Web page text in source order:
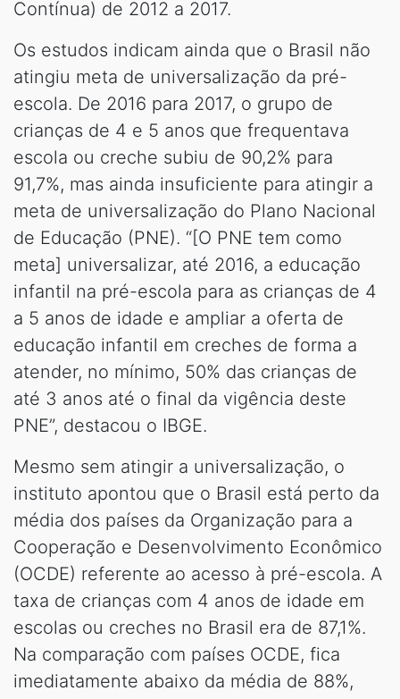
Contínua) de 2012 a 2017.
Os estudos indicam ainda que o Brasil não
atingiu meta de universalização da pré-
escola. De 2016 para 2017, o grupo de
crianças de 4 e 5 anos que frequentava
escola ou creche subiu de 90,2% para
91,7%, mas ainda insuficiente para atingir a
meta de universalização do Plano Nacional
de Educação (PNE). “[O PNE tem como
meta] universalizar, até 2016, a educação
infantil na pré-escola para as crianças de 4
a 5 anos de idade e ampliar a oferta de
educação infantil em creches de forma a
atender, no mínimo, 50% das crianças de
até 3 anos até o final da vigência deste
PNE”, destacou o IBGE.
Mesmo sem atingir a universalização, o
instituto apontou que o Brasil está perto da
média dos países da Organização para a
Cooperação e Desenvolvimento Econômico
(OCDE) referente ao acesso à pré-escola. A
taxa de crianças com 4 anos de idade em
escolas ou creches no Brasil era de 87,1%.
Na comparação com países OCDE, fica
imediatamente abaixo da média de 88%,